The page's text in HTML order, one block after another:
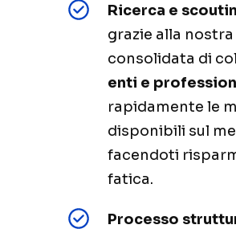
Ricerca e
grazie alla
consolidata di
enti e
rapidamente le
disponibili sul
facendoti
fatica.
Processo